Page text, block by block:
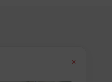
+